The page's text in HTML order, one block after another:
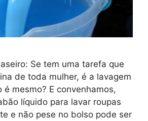
Se tem uma tarefa que
de toda mulher, é a lavagem
é mesmo? E convenhamos,
líquido para lavar roupas
e não pese no bolso pode ser